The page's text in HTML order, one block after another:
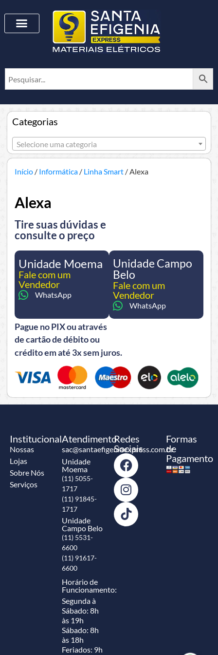
Categorias
Selecione uma categoria
Início / Informática / Linha Smart / Alexa
Alexa
Tire suas dúvidas e
consulte o preço
Unidade Moema
Fale com um
Vendedor
WhatsApp
Unidade Campo
Belo
Fale com um
Vendedor
WhatsApp
Pague no PIX ou através
de cartão de débito ou
crédito em até 3x sem juros.
Institucional
Nossas
Lojas
Sobre Nós
Serviços
Atendimento
sac@santaefigeniaexpress.com.br
Unidade
Moema
(11) 5055-
1717
(11) 91845-
1717
Unidade
Campo Belo
(11) 5531-
6600
(11) 91617-
6600
Horário de
Funcionamento:
Segunda à
Sábado: 8h
às 19h
Sábado: 8h
às 18h
Feriados: 9h
Redes
Sociais
Formas
de
Pagamento